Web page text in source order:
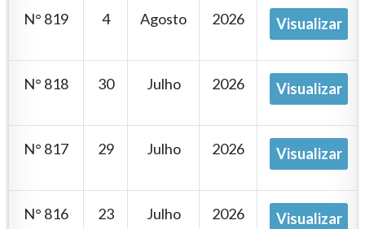
N° 819 4 Agosto 2026 Visualizar
N° 818 30 Julho 2026 Visualizar
N° 817 29 Julho 2026 Visualizar
N° 816 23 Julho 2026 Visualizar